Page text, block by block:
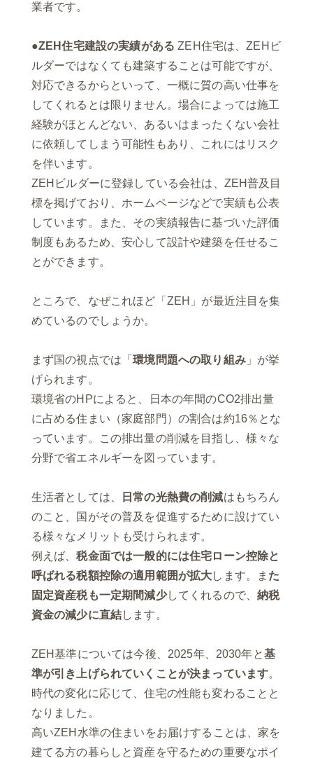
業者です。
●ZEH住宅建設の実績がある ZEH住宅は、ZEHビ
ルダーではなくても建築することは可能ですが、
対応できるからといって、一概に質の高い仕事を
してくれるとは限りません。場合によっては施工
経験がほとんどない、あるいはまったくない会社
に依頼してしまう可能性もあり、これにはリスク
を伴います。
ZEHビルダーに登録している会社は、ZEH普及目
標を掲げており、ホームページなどで実績も公表
しています。また、その実績報告に基づいた評価
制度もあるため、安心して設計や建築を任せるこ
とができます。
ところで、なぜこれほど「ZEH」が最近注目を集
めているのでしょうか。
まず国の視点では「環境問題への取り組み」が挙
げられます。
環境省のHPによると、日本の年間のCO2排出量
に占める住まい（家庭部門）の割合は約16％とな
っています。この排出量の削減を目指し、様々な
分野で省エネルギーを図っています。
生活者としては、 日常の光熱費の削減はもちろん
のこと、国がその普及を促進するために設けてい
る様々なメリットも受けられます。
例えば、税金面では一般的には住宅ローン控除と
呼ばれる税額控除の適用範囲が拡大します。ま た
固定資産税も一定期間減少してくれるので、 納税
資金の減少に直結します。
ZEH基準については今後、2025年、2030年と基
準が引き上げられていくことが決まっています。
時代の変化に応じて、住宅の性能も変わることと
なりました。
高いZEH水準の住まいをお届けすることは、家を
建てる方の暮らしと資産を守るための重要なポイ